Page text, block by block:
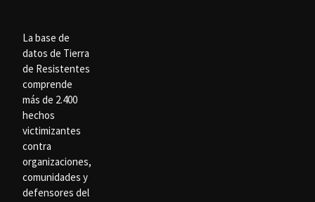
La base de
datos de Tierra
de Resistentes
comprende
más de 2.400
hechos
victimizantes
contra
organizaciones,
comunidades y
defensores del